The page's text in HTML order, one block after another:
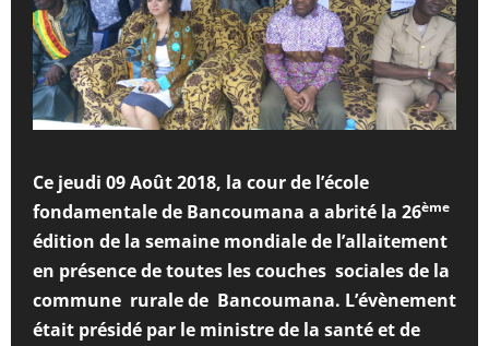
Ce jeudi 09 Août 2018, la cour de l’école
fondamentale de Bancoumana a abrité la 26ème
édition de la semaine mondiale de l’allaitement
en présence de toutes les couches sociales de la
commune rurale de Bancoumana. L’évènement
était présidé par le ministre de la santé et de